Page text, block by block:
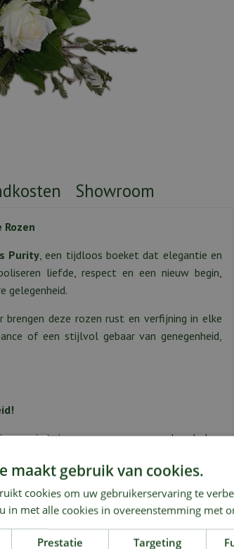
Showroom
Purity, een tijdloos boeket dat elegantie en
liefde, respect en een nieuw begin,
gelegenheid.
deze rozen rust en verfijning in elke
of een stijlvol gebaar van genegenheid,
waarin je jouw warme wensen en boodschap
bedrag zal dit boeket meer of minder rozen
maakt gebruik van cookies.
cookies om uw gebruikerservaring te
in met alle cookies in overeenstemming met
Prestatie Targeting